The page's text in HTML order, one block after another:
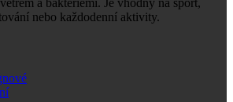
nebo každodenní aktivity.